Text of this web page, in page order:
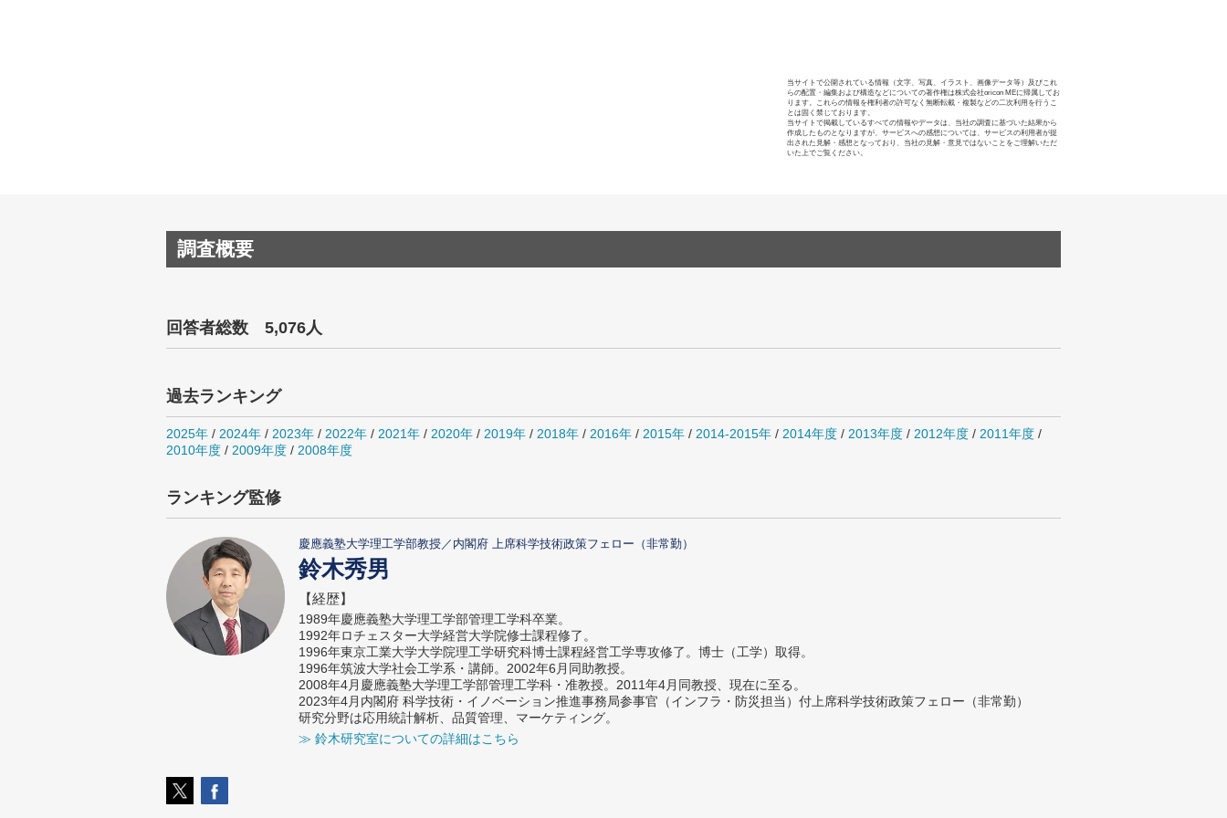
当サイトで公開されている情報（文字、写真、イラスト、画像データ等）及びこれ
らの配置・編集および構造などについての著作権は株式会社oricon MEに帰属してお
ります。これらの情報を権利者の許可なく無断転載・複製などの二次利用を行うこ
とは固く禁じております。
当サイトで掲載しているすべての情報やデータは、当社の調査に基づいた結果から
作成したものとなりますが、サービスへの感想については、サービスの利用者が提
出された見解・感想となっており、当社の見解・意見ではないことをご理解いただ
いた上でご覧ください。
調査概要
回答者総数 5,076人
過去ランキング
2025年 / 2024年 / 2023年 / 2022年 / 2021年 / 2020年 / 2019年 / 2018年 / 2016年 / 2015年 / 2014-2015年 / 2014年度 / 2013年度 / 2012年度 / 2011年度 /
2010年度 / 2009年度 / 2008年度
ランキング監修
慶應義塾大学理工学部教授／内閣府 上席科学技術政策フェロー（非常勤）
鈴木秀男
【経歴】
1989年慶應義塾大学理工学部管理工学科卒業。
1992年ロチェスター大学経営大学院修士課程修了。
1996年東京工業大学大学院理工学研究科博士課程経営工学専攻修了。博士（工学）取得。
1996年筑波大学社会工学系・講師。2002年6月同助教授。
2008年4月慶應義塾大学理工学部管理工学科・准教授。2011年4月同教授、現在に至る。
2023年4月内閣府 科学技術・イノベーション推進事務局参事官（インフラ・防災担当）付上席科学技術政策フェロー（非常勤）
研究分野は応用統計解析、品質管理、マーケティング。
≫ 鈴木研究室についての詳細はこちら